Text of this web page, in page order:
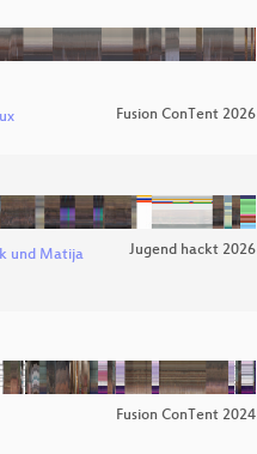
Fusion ConTent 2026
und Matija Jugend hackt 2026
Fusion ConTent 2024